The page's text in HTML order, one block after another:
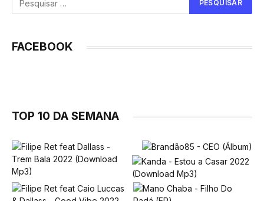
FACEBOOK
TOP 10 DA SEMANA